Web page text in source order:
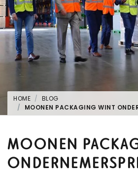
HOME
BLOG
MOONEN PACKAGING WINT
MOONEN